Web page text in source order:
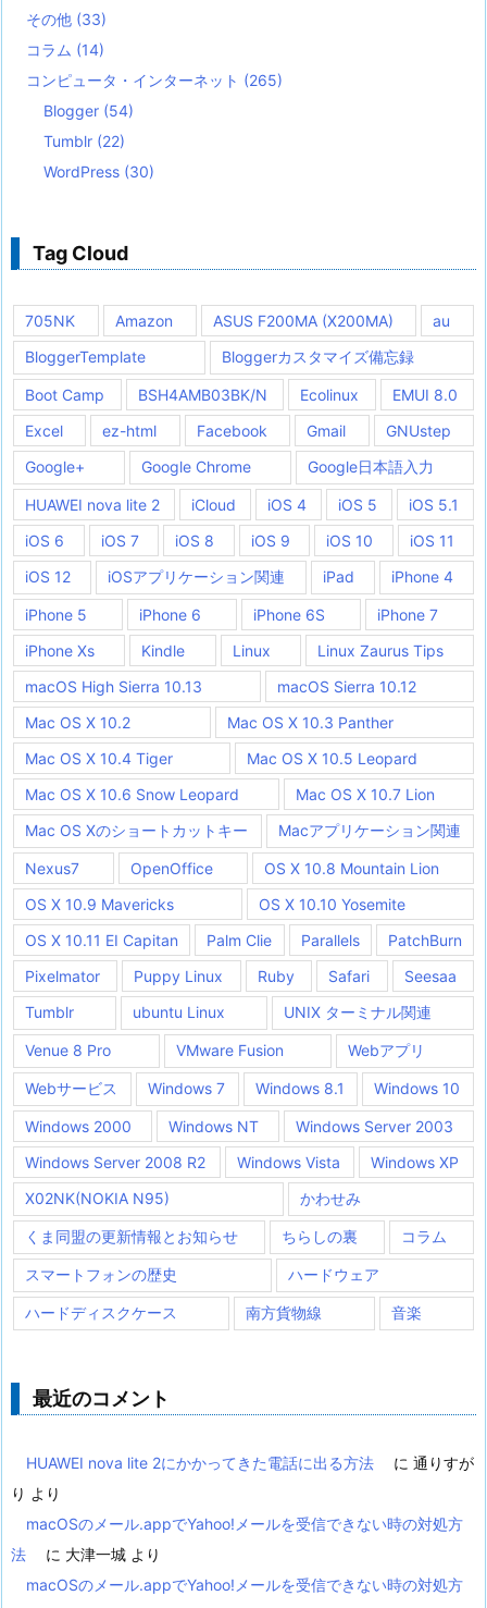
その他 (33)
コラム (14)
コンピュータ・インターネット (265)
Blogger (54)
Tumblr (22)
WordPress (30)
Tag Cloud
705NK Amazon ASUS F200MA (X200MA)
au
BloggerTemplate
Bloggerカスタマイズ備忘録
Boot Camp BSH4AMB03BK/N Ecolinux
EMUI 8.0
Excel
ez-html Facebook Gmail
GNUstep
Google+
Google Chrome Google日本語入力
HUAWEI nova lite 2 iCloud iOS 4 iOS 5
iOS 5.1
iOS 6
iOS 7 iOS 8 iOS 9 iOS 10
iOS 11
iOS 12
iOSアプリケーション関連 iPad iPhone 4
iPhone 5 iPhone 6 iPhone 6S
iPhone 7
iPhone Xs
Kindle Linux
Linux Zaurus Tips
macOS High Sierra 10.13
macOS Sierra 10.12
Mac OS X 10.2
Mac OS X 10.3 Panther
Mac OS X 10.4 Tiger
Mac OS X 10.5 Leopard
Mac OS X 10.6 Snow Leopard
Mac OS X 10.7 Lion
Mac OS Xのショートカットキー
Macアプリケーション関連
Nexus7 OpenOffice
OS X 10.8 Mountain Lion
OS X 10.9 Mavericks
OS X 10.10 Yosemite
OS X 10.11 EI Capitan
Palm Clie Parallels
PatchBurn
Pixelmator
Puppy Linux Ruby Safari
Seesaa
Tumblr
ubuntu Linux UNIX ターミナル関連
Venue 8 Pro VMware Fusion Webアプリ
Webサービス Windows 7 Windows 8.1 Windows 10
Windows 2000 Windows NT
Windows Server 2003
Windows Server 2008 R2
Windows Vista
Windows XP
X02NK(NOKIA N95)
かわせみ
くま同盟の更新情報とお知らせ ちらしの裏 コラム
スマートフォンの歴史 ハードウェア
ハードディスクケース 南方貨物線 音楽
最近のコメント
HUAWEI nova lite 2にかかってきた電話に出る方法 に 通りすが
り より
macOSのメール.appでYahoo!メールを受信できない時の対処方
法
に 大津一城 より
macOSのメール.appでYahoo!メールを受信できない時の対処方